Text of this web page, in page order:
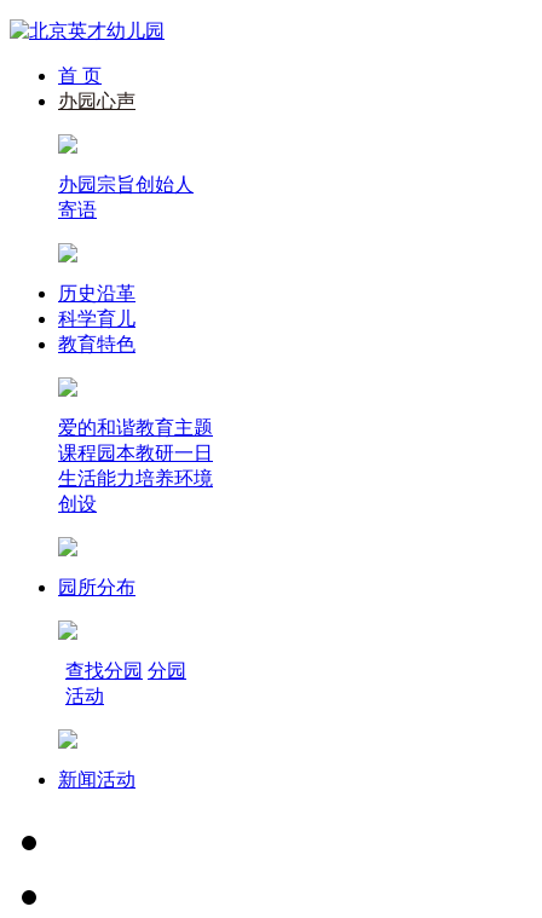
首 页
办园心声
办园宗旨创始人
寄语
历史沿革
科学育儿
教育特色
爱的和谐教育主题
课程园本教研一日
生活能力培养环境
创设
园所分布
查找分园 分园
活动
新闻活动